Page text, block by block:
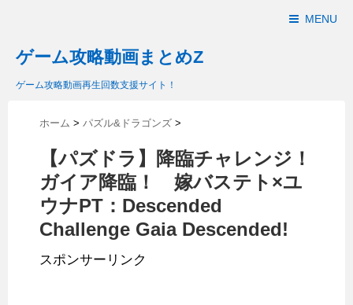
MENU
ゲーム攻略動画まとめZ
ゲーム攻略動画再生回数支援サイト！
ホーム > パズル&ドラゴンズ >
【パズドラ】降臨チャレンジ！
ガイア降臨！ 嫁バステト×ユ
ウナPT：Descended
Challenge Gaia Descended!
スポンサーリンク